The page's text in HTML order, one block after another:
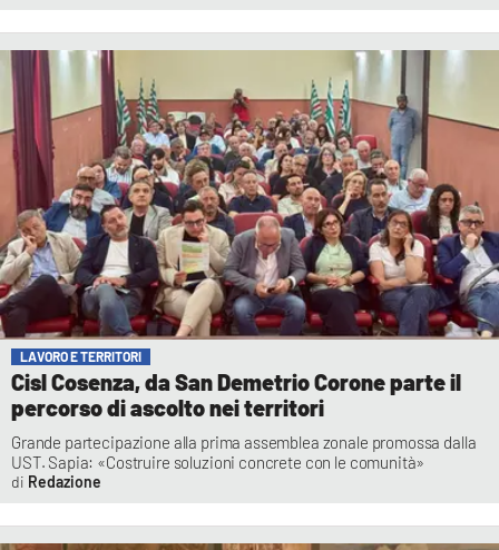
LAVORO E TERRITORI
Cisl Cosenza, da San Demetrio Corone parte il
percorso di ascolto nei territori
Grande partecipazione alla prima assemblea zonale promossa dalla
UST. Sapia: «Costruire soluzioni concrete con le comunità»
Redazione